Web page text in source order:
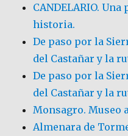
CANDELARIO.
historia.
De paso por la
del Castañar y la
De paso por la
del Castañar y la
Monsagro. Museo
Almenara de